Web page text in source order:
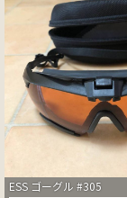
ESS ゴーグル #305